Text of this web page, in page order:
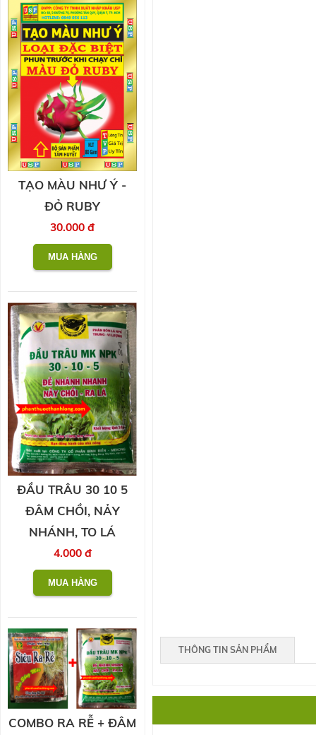
THÔNG TIN SẢN PHẨM
TẠO MÀU NHƯ Ý -
ĐỎ RUBY
30.000 đ
ĐẦU TRÂU 30 10 5
ĐÂM CHỒI, NẢY
NHÁNH, TO LÁ
4.000 đ
COMBO RA RỄ + ĐÂM